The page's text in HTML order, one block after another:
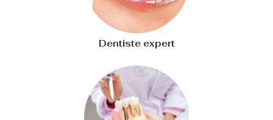
Dentiste expert